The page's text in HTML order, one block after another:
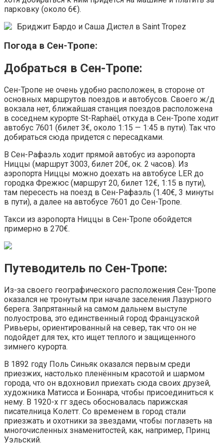
парковку (около 6€).
Бриджит Бардо и Саша Дистел в Saint Tropez
Погода в Сен-Тропе:
Добраться в Сен-Тропе:
Сен-Тропе не очень удобно расположен, в стороне от
основных маршрутов поездов и автобусов. Своего ж/д
вокзала нет, ближайшая станция поездов расположена
в соседнем курорте St-Raphaël, откуда в Сен-Тропе ходит
автобус 7601 (билет 3€, около 1:15 — 1:45 в пути). Так что
добираться сюда придется с пересадками.
В Сен-Рафаэль ходит прямой автобус из аэропорта
Ниццы (маршрут 3003, билет 20€, ок. 2 часов). Из
аэропорта Ниццы можно доехать на автобусе LER до
городка Фрежюс (маршрут 20, билет 12€, 1:15 в пути),
там пересесть на поезд в Сен-Рафаэль (1.40€, 3 минуты
в пути), а далее на автобусе 7601 до Сен-Тропе.
Такси из аэропорта Ниццы в Сен-Тропе обойдется
примерно в 270€.
Путеводитель по Сен-Тропе:
Из-за своего географического расположения Сен-Тропе
оказался не тронутым при начале заселения Лазурного
берега. Запрятанный на самом дальнем выступе
полуострова, это единственный город Французской
Ривьеры, ориентированный на север, так что он не
подойдет для тех, кто ищет теплого и защищенного
зимнего курорта.
В 1892 году Поль Синьяк оказался первым среди
приезжих, настолько пленённым красотой и шармом
города, что он вдохновил приехать сюда своих друзей,
художника Матисса и Боннара, чтобы присоединиться к
нему. В 1920-х гг здесь обосновалась парижская
писателница Колетт. Со временем в город стали
приезжать и охотники за звездами, чтобы поглазеть на
многочисленных знаменитостей, как, например, Принц
Уэльский.